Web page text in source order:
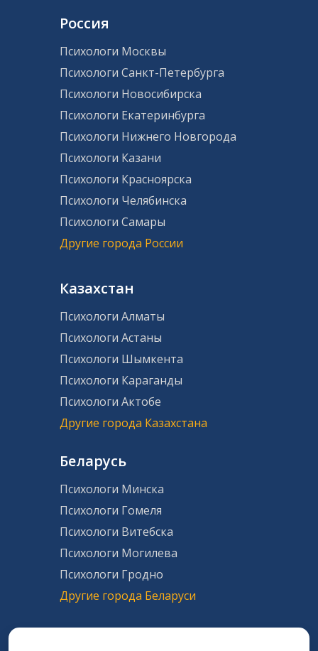
Россия
Психологи Москвы
Психологи Санкт-Петербурга
Психологи Новосибирска
Психологи Екатеринбурга
Психологи Нижнего Новгорода
Психологи Казани
Психологи Красноярска
Психологи Челябинска
Психологи Самары
Другие города России
Казахстан
Психологи Алматы
Психологи Астаны
Психологи Шымкента
Психологи Караганды
Психологи Актобе
Другие города Казахстана
Беларусь
Психологи Минска
Психологи Гомеля
Психологи Витебска
Психологи Могилева
Психологи Гродно
Другие города Беларуси